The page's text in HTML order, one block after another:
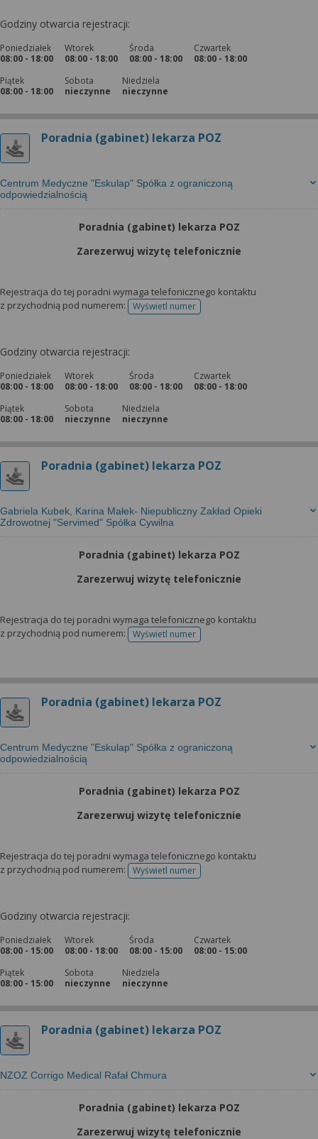
Godziny otwarcia rejestracji:
Poniedziałek
08:00 - 18:00
Wtorek
08:00 - 18:00
Środa
08:00 - 18:00
Czwartek
08:00 - 18:00
Piątek
08:00 - 18:00
Sobota
nieczynne
Niedziela
nieczynne
Poradnia (gabinet) lekarza POZ
Centrum Medyczne "Eskulap" Spółka z ograniczoną
odpowiedzialnością
Poradnia (gabinet) lekarza POZ
Zarezerwuj wizytę telefonicznie
Rejestracja do tej poradni wymaga telefonicznego kontaktu
z przychodnią pod numerem:
Wyświetl numertelefonu do rejestracji
Godziny otwarcia rejestracji:
Poniedziałek
08:00 - 18:00
Wtorek
08:00 - 18:00
Środa
08:00 - 18:00
Czwartek
08:00 - 18:00
Piątek
08:00 - 18:00
Sobota
nieczynne
Niedziela
nieczynne
Poradnia (gabinet) lekarza POZ
Gabriela Kubek, Karina Małek- Niepubliczny Zakład Opieki
Zdrowotnej "Servimed" Spółka Cywilna
Poradnia (gabinet) lekarza POZ
Zarezerwuj wizytę telefonicznie
Rejestracja do tej poradni wymaga telefonicznego kontaktu
z przychodnią pod numerem:
Wyświetl numertelefonu do rejestracji
Poradnia (gabinet) lekarza POZ
Centrum Medyczne "Eskulap" Spółka z ograniczoną
odpowiedzialnością
Poradnia (gabinet) lekarza POZ
Zarezerwuj wizytę telefonicznie
Rejestracja do tej poradni wymaga telefonicznego kontaktu
z przychodnią pod numerem:
Wyświetl numertelefonu do rejestracji
Godziny otwarcia rejestracji:
Poniedziałek
08:00 - 15:00
Wtorek
08:00 - 18:00
Środa
08:00 - 15:00
Czwartek
08:00 - 15:00
Piątek
08:00 - 15:00
Sobota
nieczynne
Niedziela
nieczynne
Poradnia (gabinet) lekarza POZ
NZOZ Corrigo Medical Rafał Chmura
Poradnia (gabinet) lekarza POZ
Zarezerwuj wizytę telefonicznie